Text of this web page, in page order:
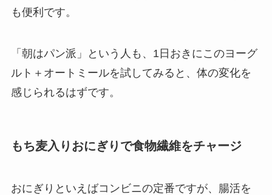
も便利です。
「朝はパン派」という人も、1日おきにこのヨーグ
ルト＋オートミールを試してみると、体の変化を
感じられるはずです。
もち麦入りおにぎりで食物繊維をチャージ
おにぎりといえばコンビニの定番ですが、腸活を